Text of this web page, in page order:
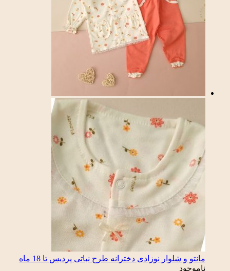
مانتو و شلوار نوزادی دخترانه طرح نباتی پردیس تا 18 ماه
ناموجود